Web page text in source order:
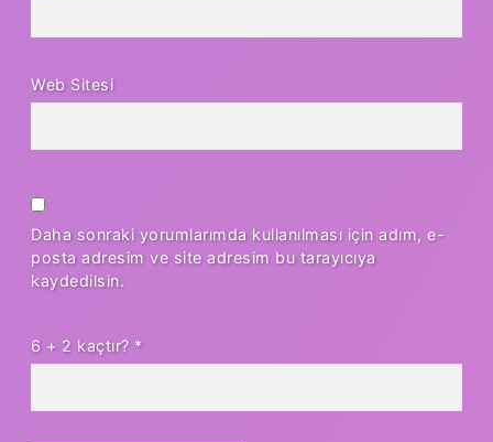
Web Sitesi
Daha sonraki yorumlarımda kullanılması için adım, e-
posta adresim ve site adresim bu tarayıcıya
kaydedilsin.
6 + 2 kaçtır? *